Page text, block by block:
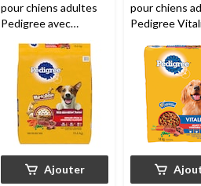
pour chiens adultes
Pedigree avec
bouchées Marrobites
saveur de bifteck
grillé et de légumes,
Ajouter
pour chiens
Pedigree
légumes, 14